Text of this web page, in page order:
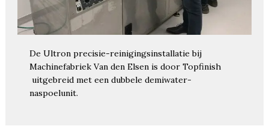
De Ultron precisie-reinigingsinstallatie bij
Machinefabriek Van den Elsen is door Topfinish
uitgebreid met een dubbele demiwater-
naspoelunit.